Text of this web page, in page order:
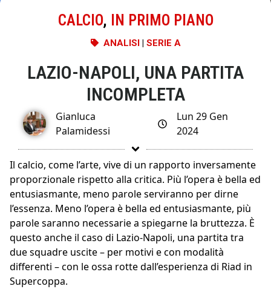
CALCIO, IN PRIMO PIANO
ANALISI| SERIE A
LAZIO-NAPOLI, UNA PARTITA
INCOMPLETA
Gianluca
Palamidessi
Lun 29 Gen
2024
Il calcio, come l’arte, vive di un rapporto inversamente
proporzionale rispetto alla critica. Più l’opera è bella ed
entusiasmante, meno parole serviranno per dirne
l’essenza. Meno l’opera è bella ed entusiasmante, più
parole saranno necessarie a spiegarne la bruttezza. È
questo anche il caso di Lazio-Napoli, una partita tra
due squadre uscite – per motivi e con modalità
differenti – con le ossa rotte dall’esperienza di Riad in
Supercoppa.